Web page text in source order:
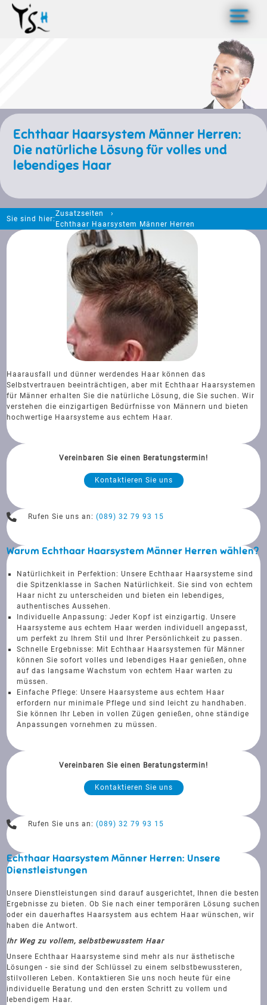
>
Echthaar Haarsystem Männer Herren:
Die natürliche Lösung für volles und
lebendiges Haar
Sie sind hier:
Zusatzseiten
Echthaar Haarsystem Männer Herren
Haarausfall und dünner werdendes Haar können das
Selbstvertrauen beeinträchtigen, aber mit Echthaar Haarsystemen
für Männer erhalten Sie die natürliche Lösung, die Sie suchen. Wir
verstehen die einzigartigen Bedürfnisse von Männern und bieten
hochwertige Haarsysteme aus echtem Haar.
Vereinbaren Sie einen Beratungstermin!
Kontaktieren Sie uns
Rufen Sie uns an:(089) 32 79 93 15
Warum Echthaar Haarsystem Männer Herren wählen?
Natürlichkeit in Perfektion: Unsere Echthaar Haarsysteme sind
die Spitzenklasse in Sachen Natürlichkeit. Sie sind von echtem
Haar nicht zu unterscheiden und bieten ein lebendiges,
authentisches Aussehen.
Individuelle Anpassung: Jeder Kopf ist einzigartig. Unsere
Haarsysteme aus echtem Haar werden individuell angepasst,
um perfekt zu Ihrem Stil und Ihrer Persönlichkeit zu passen.
Schnelle Ergebnisse: Mit Echthaar Haarsystemen für Männer
können Sie sofort volles und lebendiges Haar genießen, ohne
auf das langsame Wachstum von echtem Haar warten zu
müssen.
Einfache Pflege: Unsere Haarsysteme aus echtem Haar
erfordern nur minimale Pflege und sind leicht zu handhaben.
Sie können Ihr Leben in vollen Zügen genießen, ohne ständige
Anpassungen vornehmen zu müssen.
Vereinbaren Sie einen Beratungstermin!
Kontaktieren Sie uns
Rufen Sie uns an:(089) 32 79 93 15
Echthaar Haarsystem Männer Herren: Unsere
Dienstleistungen
Unsere Dienstleistungen sind darauf ausgerichtet, Ihnen die besten
Ergebnisse zu bieten. Ob Sie nach einer temporären Lösung suchen
oder ein dauerhaftes Haarsystem aus echtem Haar wünschen, wir
haben die Antwort.
Ihr Weg zu vollem, selbstbewusstem Haar
Unsere Echthaar Haarsysteme sind mehr als nur ästhetische
Lösungen - sie sind der Schlüssel zu einem selbstbewussteren,
stilvolleren Leben. Kontaktieren Sie uns noch heute für eine
individuelle Beratung und den ersten Schritt zu vollem und
lebendigem Haar.